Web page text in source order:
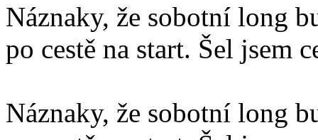
Náznaky, že sobotní long
po cestě na start. Šel jsem
Náznaky, že sobotní long